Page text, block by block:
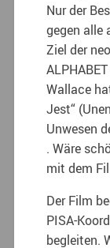
Nur der
gegen alle
Ziel der
Wallace
Jest“
Unwesen
. Wäre
mit dem
Der Film
PISA-
begleiten.